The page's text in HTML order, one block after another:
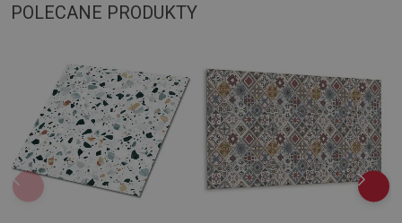
POLECANE PRODUKTY